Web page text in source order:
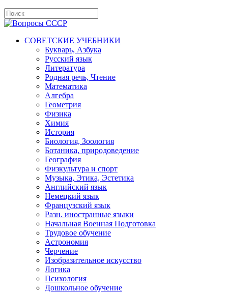
СОВЕТСКИЕ УЧЕБНИКИ
Букварь, Азбука
Русский язык
Литература
Родная речь, Чтение
Математика
Алгебра
Геометрия
Физика
Химия
История
Биология, Зоология
Ботаника, природоведение
География
Физкультура и спорт
Музыка, Этика, Эстетика
Английский язык
Немецкий язык
Французский язык
Разн. иностранные языки
Начальная Военная Подготовка
Трудовое обучение
Астрономия
Черчение
Изобразительное искусство
Логика
Психология
Дошкольное обучение